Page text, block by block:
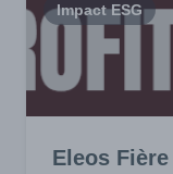
Impact ESG
Eleos